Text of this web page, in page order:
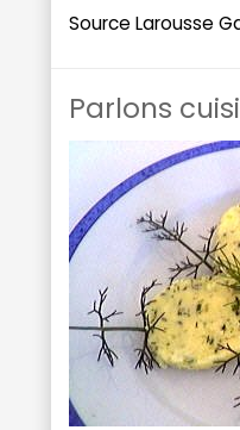
Source Larousse
Parlons